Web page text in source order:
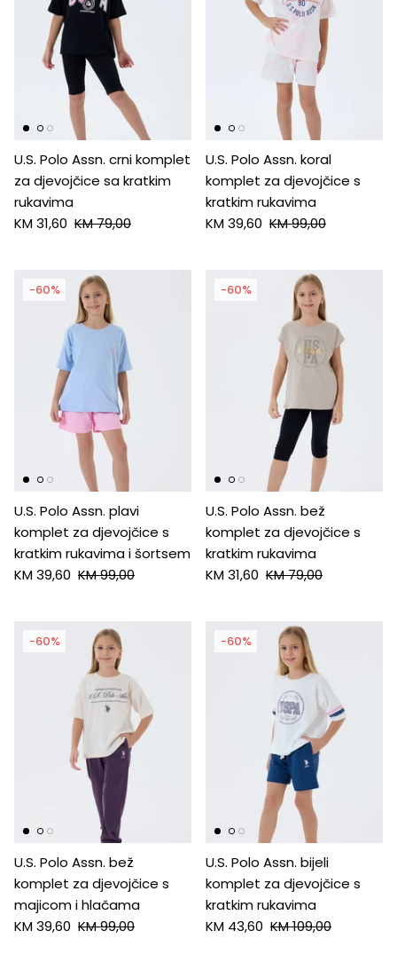
U.S. Polo Assn. crni komplet
za djevojčice sa kratkim
rukavima
KM 31,60 KM 79,00
U.S. Polo Assn. koral
komplet za djevojčice s
kratkim rukavima
KM 39,60 KM 99,00
-60%
U.S. Polo Assn. plavi
komplet za djevojčice s
kratkim rukavima i šortsem
KM 39,60 KM 99,00
-60%
U.S. Polo Assn. bež
komplet za djevojčice s
kratkim rukavima
KM 31,60 KM 79,00
-60%
U.S. Polo Assn. bež
komplet za djevojčice s
majicom i hlačama
KM 39,60 KM 99,00
-60%
U.S. Polo Assn. bijeli
komplet za djevojčice s
kratkim rukavima
KM 43,60 KM 109,00